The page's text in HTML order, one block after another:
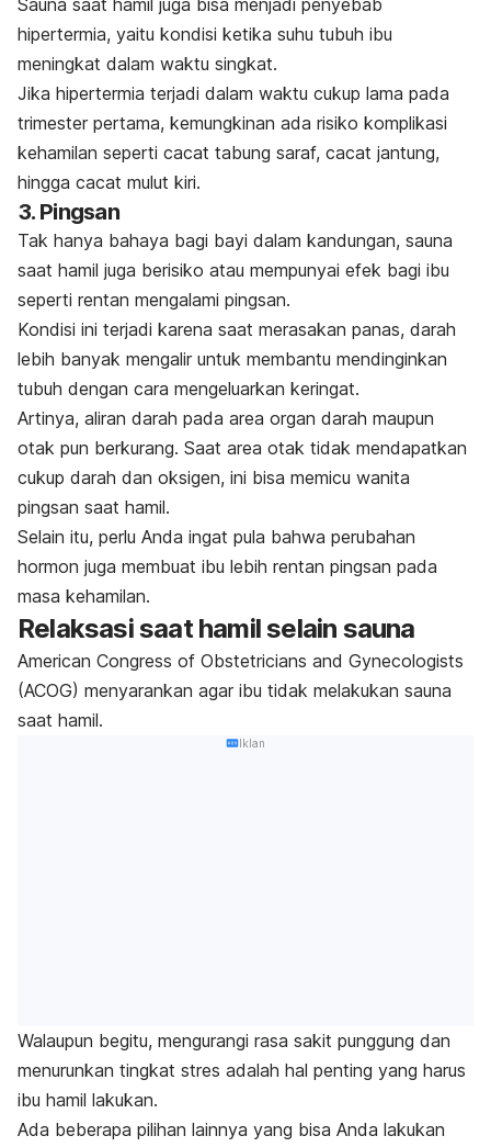
hipertermia, yaitu kondisi ketika suhu tubuh ibu
meningkat dalam waktu singkat.
Jika hipertermia terjadi dalam waktu cukup lama pada
trimester pertama, kemungkinan ada risiko komplikasi
kehamilan seperti cacat tabung saraf, cacat jantung,
hingga cacat mulut kiri.
3. Pingsan
Tak hanya bahaya bagi bayi dalam kandungan, sauna
saat hamil juga berisiko atau mempunyai efek bagi ibu
seperti rentan mengalami pingsan.
Kondisi ini terjadi karena saat merasakan panas, darah
lebih banyak mengalir untuk membantu mendinginkan
tubuh dengan cara mengeluarkan keringat.
Artinya, aliran darah pada area organ darah maupun
otak pun berkurang. Saat area otak tidak mendapatkan
cukup darah dan oksigen, ini bisa memicu wanita
pingsan saat hamil.
Selain itu, perlu Anda ingat pula bahwa perubahan
hormon juga membuat ibu lebih rentan pingsan pada
masa kehamilan.
Relaksasi saat hamil selain sauna
American Congress of Obstetricians and Gynecologists
(ACOG) menyarankan agar ibu tidak melakukan sauna
saat hamil.
Iklan
Walaupun begitu, mengurangi rasa sakit punggung dan
menurunkan tingkat stres adalah hal penting yang harus
ibu hamil lakukan.
Ada beberapa pilihan lainnya yang bisa Anda lakukan